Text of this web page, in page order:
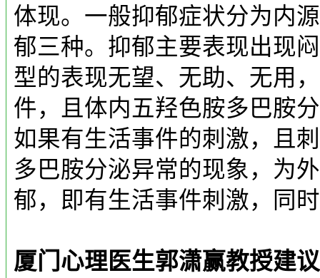
体现。一般抑郁症状分为内
郁三种。抑郁主要表现出现
型的表现无望、无助、无用
件，且体内五羟色胺多巴胺
如果有生活事件的刺激，且
多巴胺分泌异常的现象，为
郁，即有生活事件刺激，同
厦门心理医生郭潇赢教授建